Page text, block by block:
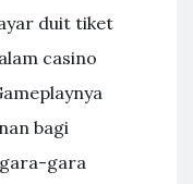
duit tiket
casino
bagi
gara